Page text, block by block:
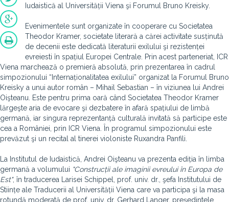
Iudaistică al Universității Viena şi Forumul Bruno Kreisky.
Evenimentele sunt organizate în cooperare cu Societatea
Theodor Kramer, societate literară a cărei activitate susținută
de decenii este dedicată literaturii exilului şi rezistenței
evreiesti în spațiul Europei Centrale. Prin acest parteneriat, ICR
Viena marchează o premieră absolută, prin prezentarea în cadrul
simpozionului “Internaționalitatea exilului” organizat la Forumul Bruno
Kreisky a unui autor român – Mihail Sebastian – în viziunea lui Andrei
Oişteanu. Este pentru prima oară când Societatea Theodor Kramer
lărgeşte aria de evocare şi dezbatere în afară spațiului de limbă
germană, iar singura reprezentanță culturală invitată să participe este
cea a României, prin ICR Viena. În programul simpozionului este
prevăzut şi un recital al tinerei violoniste Ruxandra Panfili.
La Institutul de Iudaistică, Andrei Oişteanu va prezenta ediția în limba
germană a volumului "Construcții ale imaginii evreului în Europa de
Est", în traducerea Larisei Schippel, prof. univ. dr., şefa Institutului de
Stiințe ale Traducerii al Universității Viena care va participa şi la masa
rotundă moderată de prof. univ. dr. Gerhard Langer, preşedintele